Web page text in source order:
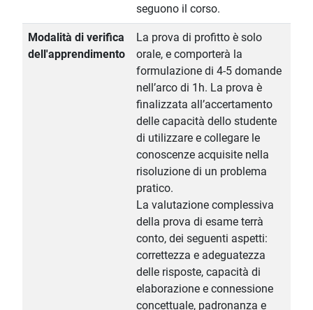
seguono il corso.
Modalità di verifica
dell'apprendimento
La prova di profitto è solo
orale, e comporterà la
formulazione di 4-5 domande
nell’arco di 1h. La prova è
finalizzata all’accertamento
delle capacità dello studente
di utilizzare e collegare le
conoscenze acquisite nella
risoluzione di un problema
pratico.
La valutazione complessiva
della prova di esame terrà
conto, dei seguenti aspetti:
correttezza e adeguatezza
delle risposte, capacità di
elaborazione e connessione
concettuale, padronanza e